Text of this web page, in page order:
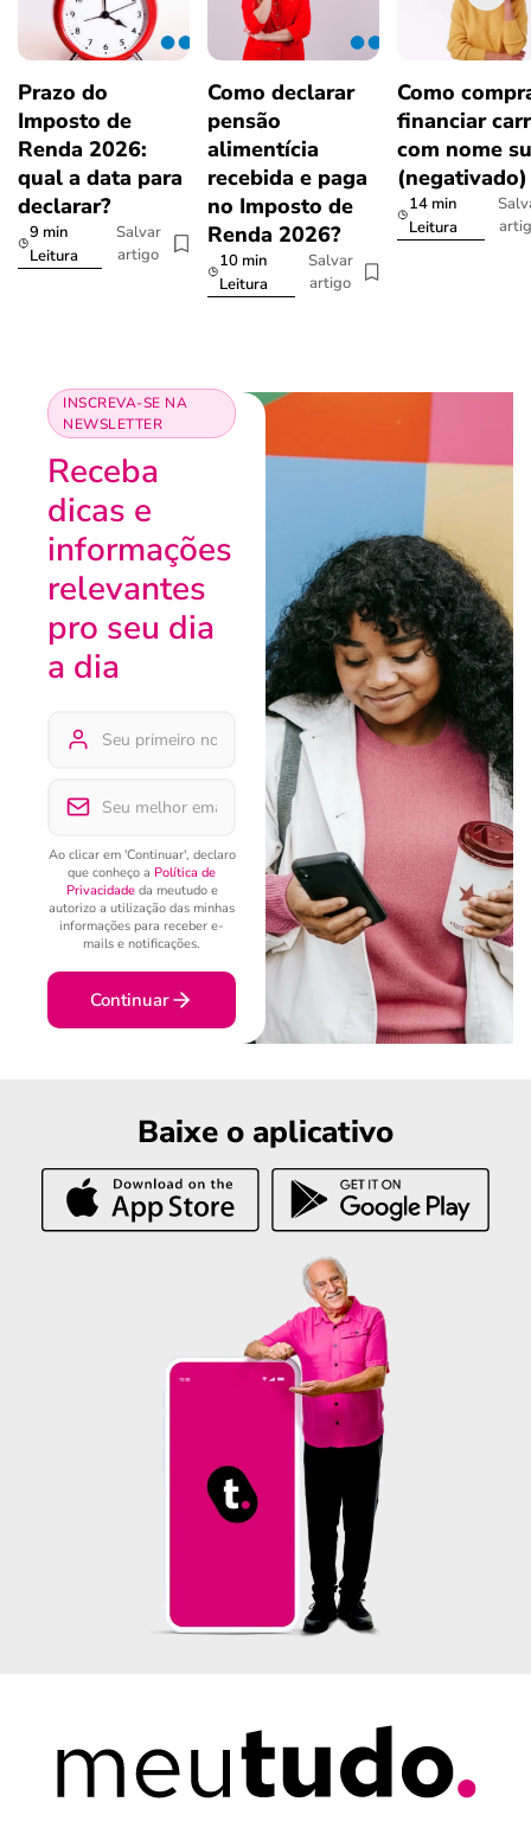
Prazo do
Imposto de
Renda 2026:
qual a data para
declarar?
9 min
Leitura
Salvar
artigo
Como declarar
pensão
alimentícia
recebida e paga
no Imposto de
Renda 2026?
10 min
Leitura
Salvar
artigo
Como
financiar
com nome
(negativado)
14 min
Leitura
INSCREVA-SE NA
NEWSLETTER
Receba
dicas e
informações
relevantes
pro seu dia
a dia
Ao clicar em 'Continuar', declaro
que conheço a Política de
Privacidadeda meutudo e
autorizo a utilização das minhas
informações para receber e-
mails e notificações.
Continuar
Baixe o aplicativo